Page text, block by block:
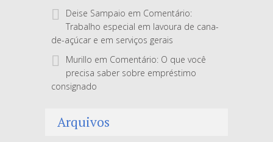
Deise Sampaio em Comentário:
Trabalho especial em lavoura de cana-
de-açúcar e em serviços gerais
Murillo em Comentário: O que você
precisa saber sobre empréstimo
consignado
Arquivos